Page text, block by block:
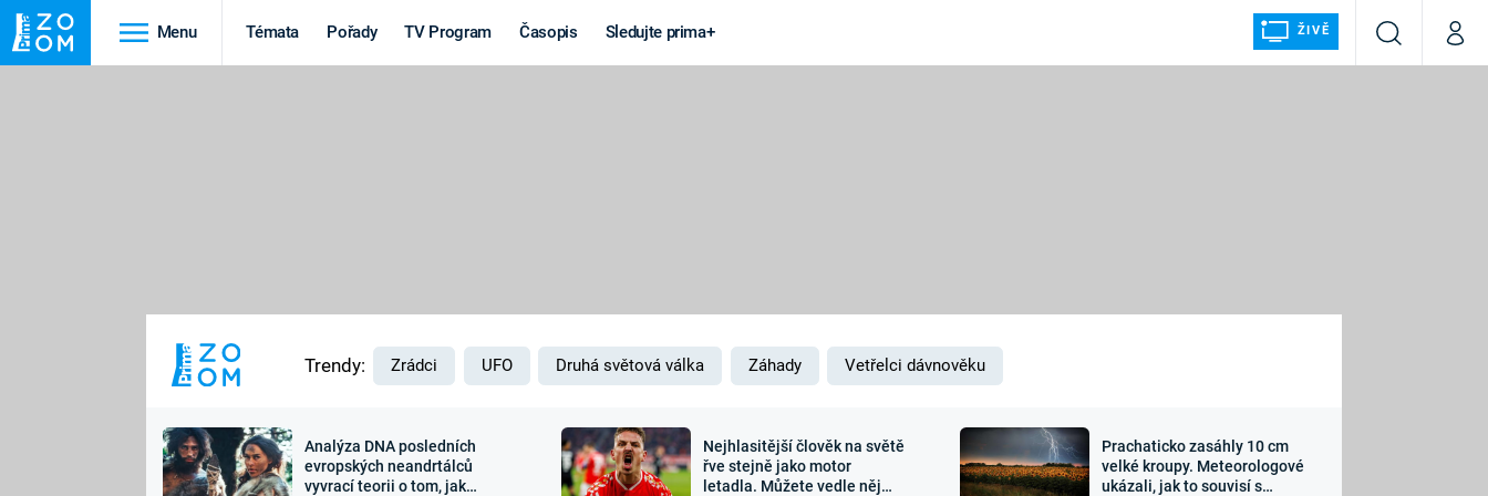
Menu Témata Pořady TV Program Časopis Sledujte prima+ ŽIVĚ
VyhledáváníMůj
MARS
Výročí
Záhady a
Zajímavosti Sledujte nás
Trendy: Zrádci UFO Druhá světová válka Záhady Vetřelci dávnověku
Analýza DNA posledních
evropských neandrtálců
vyvrací teorii o tom, jak
Nejhlasitější člověk na světě
řve stejně jako motor
letadla. Můžete vedle něj
Prachaticko zasáhly 10 cm
velké kroupy. Meteorologové
ukázali, jak to souvisí s